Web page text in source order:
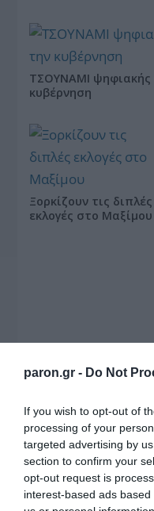
paron.gr - Do Not
If you wish to opt-out of
processing of your
targeted advertising by
section to confirm your
opt-out request is
interest-based ads
ΤΣΟΥΝΑΜΙ ψηφιακής
κυβέρνηση
Ξορκίζουν τις διπλές
εκλογές στο Μαξίμου
Κοινοποιήστε:
Facebook
X
LinkedIn